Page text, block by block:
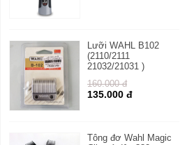
Lưỡi WAHL B102
(2110/2111
21032/21031 )
160.000 đ
135.000 đ
Tông đơ Wahl Magic